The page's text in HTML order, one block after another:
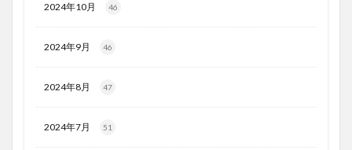
2024年10月 46
2024年9月 46
2024年8月 47
2024年7月 51